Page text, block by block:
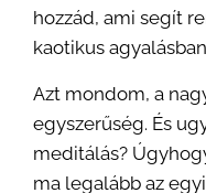
hozzád, ami segít
kaotikus
Azt mondom, a
egyszerűség. És
meditálás?
ma legalább az